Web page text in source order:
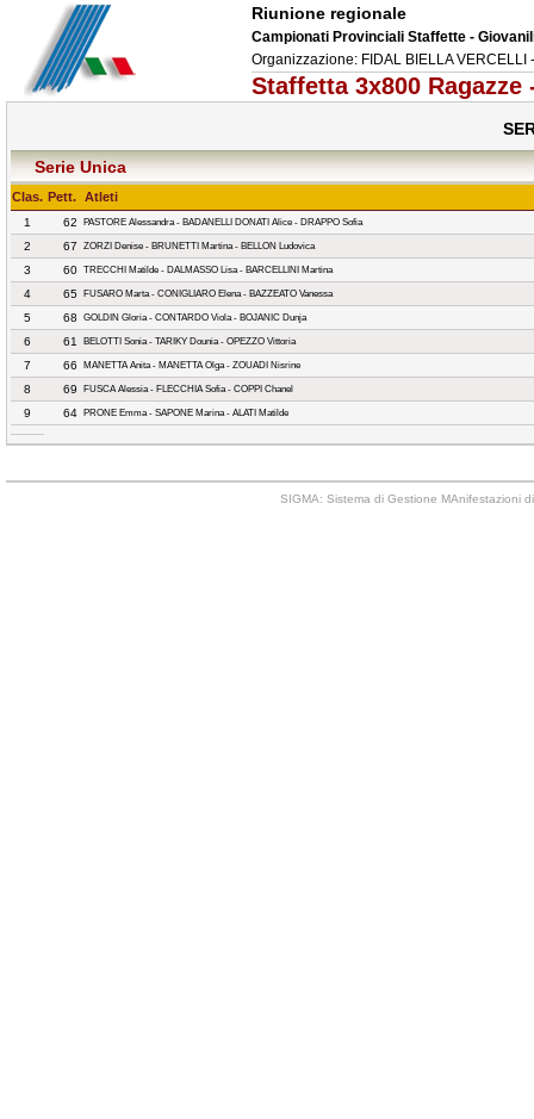
Riunione regionale
Campionati Provinciali Staffette -
Organizzazione: FIDAL BIELLA VERCELLI
Staffetta 3x800 Ragazze
Serie Unica
Clas. Pett. Atleti
1 62 PASTORE Alessandra - BADANELLI DONATI Alice - DRAPPO Sofia
2 67 ZORZI Denise - BRUNETTI Martina - BELLON Ludovica
3 60 TRECCHI Matilde - DALMASSO Lisa - BARCELLINI Martina
4 65 FUSARO Marta - CONIGLIARO Elena - BAZZEATO Vanessa
5 68 GOLDIN Gloria - CONTARDO Viola - BOJANIC Dunja
6 61 BELOTTI Sonia - TARIKY Dounia - OPEZZO Vittoria
7 66 MANETTA Anita - MANETTA Olga - ZOUADI Nisrine
8 69 FUSCA Alessia - FLECCHIA Sofia - COPPI Chanel
9 64 PRONE Emma - SAPONE Marina - ALATI Matilde
SIGMA: Sistema di Gestione MAnifestazioni